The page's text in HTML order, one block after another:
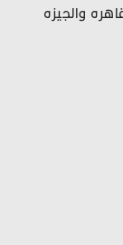
والجيزه